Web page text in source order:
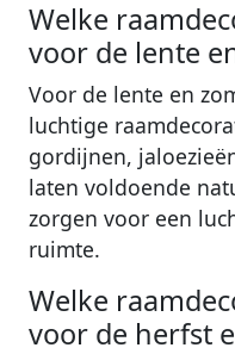
Welke
voor de lente
Voor de lente en
luchtige
gordijnen,
laten voldoende
zorgen voor een
ruimte.
Welke
voor de herfst